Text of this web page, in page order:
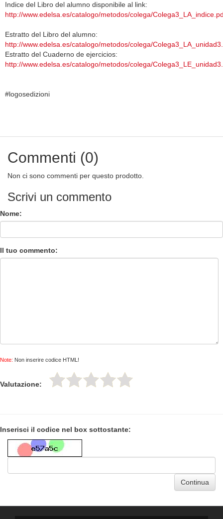
Indice del Libro del alumno disponibile al link:
http://www.edelsa.es/catalogo/metodos/colega/
Estratto del Libro del alumno:
http://www.edelsa.es/catalogo/metodos/colega/
Estratto del Cuaderno de ejercicios:
http://www.edelsa.es/catalogo/metodos/colega/
#logosedizioni
Commenti (0)
Non ci sono commenti per questo prodotto.
Scrivi un commento
Nome:
Il tuo commento:
Note: Non inserire codice HTML!
Valutazione:
Inserisci il codice nel box sottostante:
Continua